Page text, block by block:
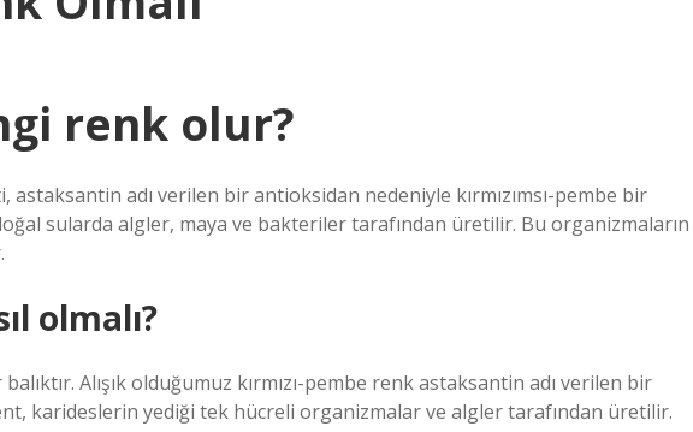
renk olur?
astaksantin adı verilen bir antioksidan nedeniyle kırmızımsı-pembe bir
sularda algler, maya ve bakteriler tarafından üretilir. Bu organizmaların
olmalı?
Alışık olduğumuz kırmızı-pembe renk astaksantin adı verilen bir
karideslerin yediği tek hücreli organizmalar ve algler tarafından üretilir.